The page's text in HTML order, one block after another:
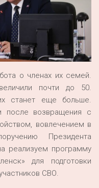
о членах их семей.
почти до 50.
станет еще больше.
после возвращения с
вовлечением в
Президента
реализуем программу
для подготовки
СВО.